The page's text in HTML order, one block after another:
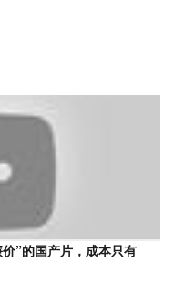
”的国产片，成本只有